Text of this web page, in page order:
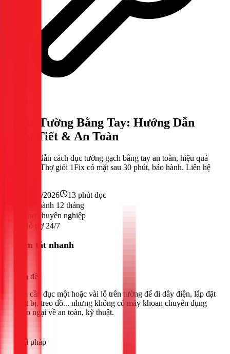
Đục Tường Bằng Tay: Hướng Dẫn
Chi Tiết & An Toàn
Hướng dẫn cách đục tường gạch bằng tay an toàn, hiệu quả
tại nhà. Thợ giỏi 1Fix có mặt sau 30 phút, bảo hành. Liên hệ
19/02/2026 13 phút đọc
Bảo hành 12 tháng
Thợ chuyên nghiệp
Hỗ trợ 24/7
Tóm tắt nhanh
Vấn đề
Bạn cần đục một hoặc vài lỗ trên tường để đi dây điện, lắp đặt
thiết bị, treo đồ... nhưng không có máy khoan chuyên dụng
và lo ngại về an toàn, kỹ thuật.
Giải pháp